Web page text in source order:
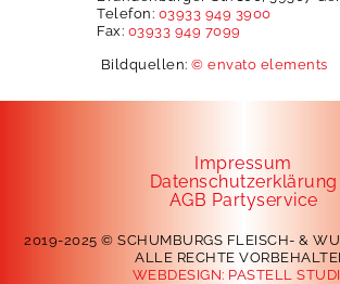
PARTYSERVICE
KONTAKT
Telefon: 03933 949 3900
Fax: 03933 949 7099
Bildquellen: © envato elements
Impressum
Datenschutzerklärung
AGB Partyservice
2019-2025 © SCHUMBURGS FLEISCH- &
ALLE RECHTE
WEBDESIGN: PASTELL